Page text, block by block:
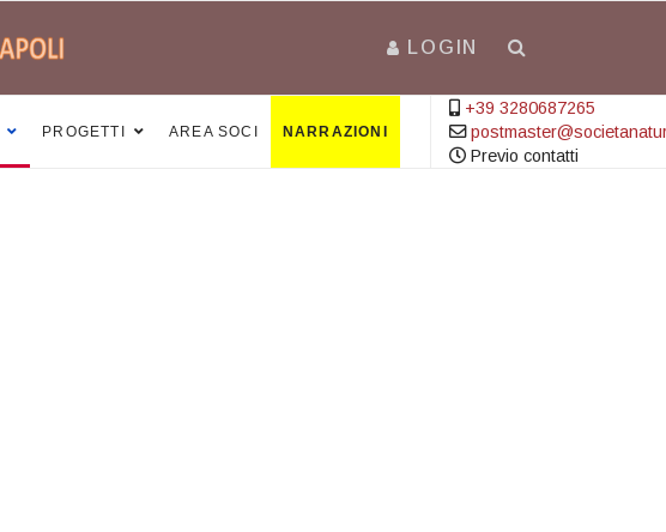
LOGIN
PROGETTI AREA SOCI NARRAZIONI
+39 3280687265
Previo contatti